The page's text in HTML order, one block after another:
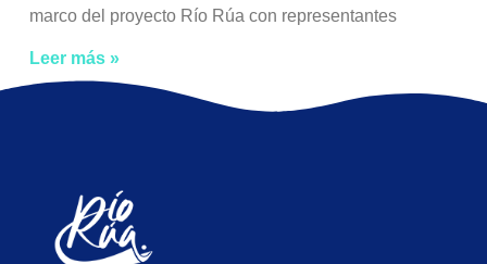
marco del proyecto Río Rúa con representantes
Leer más »